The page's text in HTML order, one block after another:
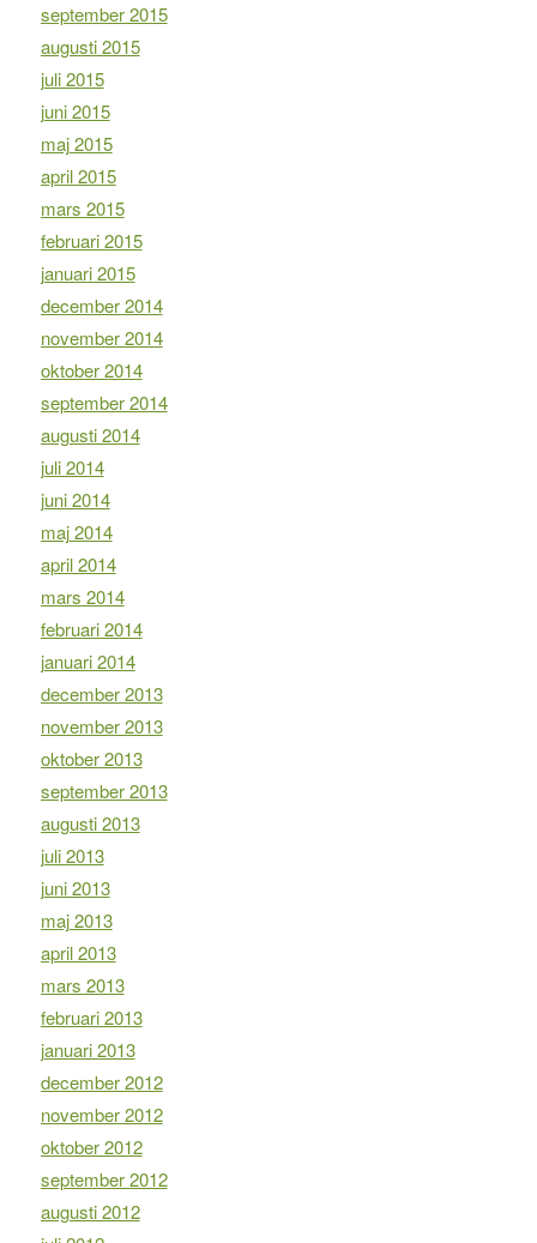
september 2015
augusti 2015
juli 2015
juni 2015
maj 2015
april 2015
mars 2015
februari 2015
januari 2015
december 2014
november 2014
oktober 2014
september 2014
augusti 2014
juli 2014
juni 2014
maj 2014
april 2014
mars 2014
februari 2014
januari 2014
december 2013
november 2013
oktober 2013
september 2013
augusti 2013
juli 2013
juni 2013
maj 2013
april 2013
mars 2013
februari 2013
januari 2013
december 2012
november 2012
oktober 2012
september 2012
augusti 2012